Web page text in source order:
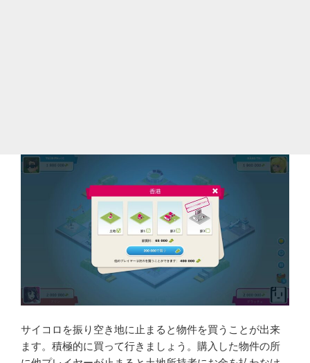
サイコロを振り空き地に止まると物件を買うことが出来
ます。積極的に買って行きましょう。購入した物件の所